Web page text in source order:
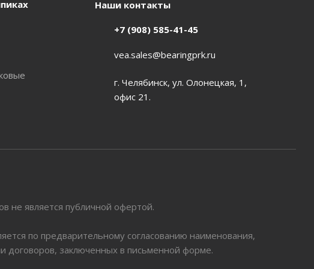
Наши контакты
+7 (908) 585-41-45
vea.sales@bearingprk.ru
г. Челябинск, ул. Олонецкая, 1,
офис 21.
не является публичной офертой.
по предварительному согласованию наименования,
договоров, заключенных в письменной форме.